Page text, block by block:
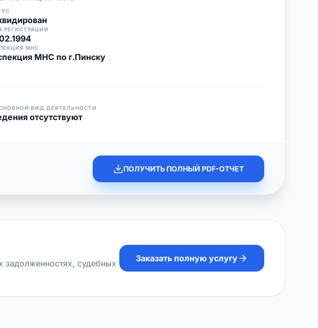
РЕГИСТРАЦИИ
МНС
МНС по г.Пинску
ВИД ДЕЯТЕЛЬНОСТИ
отсутствуют
ПОЛУЧИТЬ ПОЛНЫЙ PDF-ОТЧЕТ
задолженностях, судебных
Заказать полную услугу